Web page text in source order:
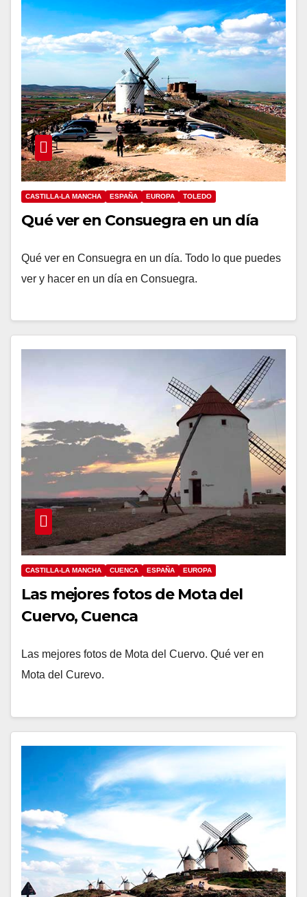
CASTILLA-LA MANCHA ESPAÑA EUROPA TOLEDO
Qué ver en Consuegra en un día
Qué ver en Consuegra en un día. Todo lo que puedes
ver y hacer en un día en Consuegra.
CASTILLA-LA MANCHA CUENCA ESPAÑA EUROPA
Las mejores fotos de Mota del
Cuervo, Cuenca
Las mejores fotos de Mota del Cuervo. Qué ver en
Mota del Curevo.